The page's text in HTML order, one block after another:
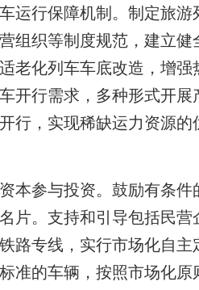
行保障机制。制定旅游
组织等制度规范，建立
老化列车车底改造，增
开行需求，多种形式开
行，实现稀缺运力资源的
参与投资。鼓励有条件
片。支持和引导包括民
路专线，实行市场化自
准的车辆，按照市场化